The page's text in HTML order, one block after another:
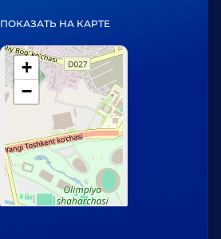
ПОКАЗАТЬ НА КАРТЕ
+
−